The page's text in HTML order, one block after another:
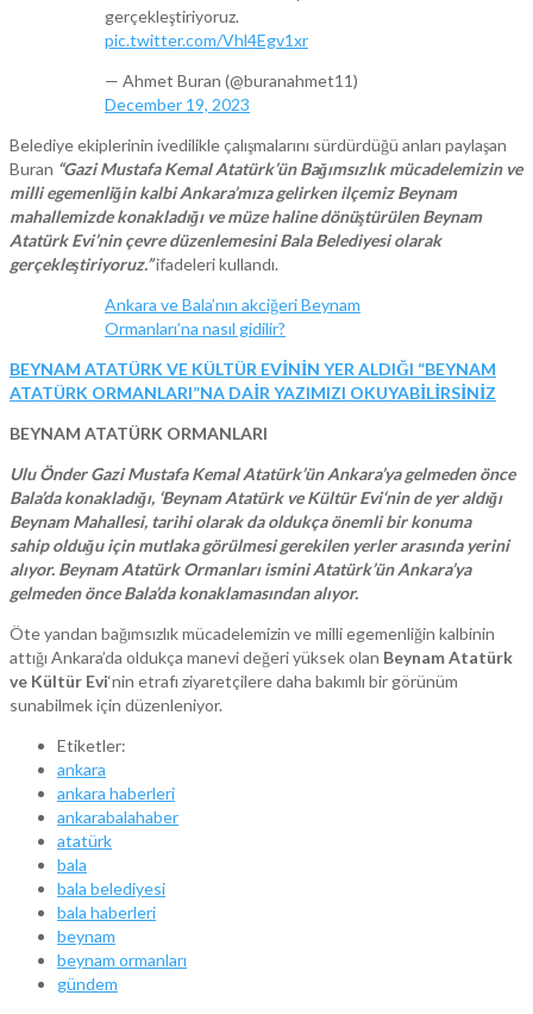
gerçekleştiriyoruz.
pic.twitter.com/Vhl4Egv1xr
— Ahmet Buran (@buranahmet11)
December 19, 2023
Belediye ekiplerinin ivedilikle çalışmalarını sürdürdüğü anları paylaşan
Buran “Gazi Mustafa Kemal Atatürk’ün Bağımsızlık mücadelemizin ve
milli egemenliğin kalbi Ankara’mıza gelirken ilçemiz Beynam
mahallemizde konakladığı ve müze haline dönüştürülen Beynam
Atatürk Evi’nin çevre düzenlemesini Bala Belediyesi olarak
gerçekleştiriyoruz.”ifadeleri kullandı.
Ankara ve Bala’nın akciğeri Beynam
Ormanları’na nasıl gidilir?
BEYNAM ATATÜRK VE KÜLTÜR EVİNİN YER ALDIĞI “BEYNAM
ATATÜRK ORMANLARI”NA DAİR YAZIMIZI OKUYABİLİRSİNİZ
BEYNAM ATATÜRK ORMANLARI
Ulu Önder Gazi Mustafa Kemal Atatürk’ün Ankara’ya gelmeden önce
Bala’da konakladığı, ‘Beynam Atatürk ve Kültür Evi‘nin de yer aldığı
Beynam Mahallesi, tarihi olarak da oldukça önemli bir konuma
sahip olduğu için mutlaka görülmesi gerekilen yerler arasında yerini
alıyor. Beynam Atatürk Ormanları ismini Atatürk’ün Ankara’ya
gelmeden önce Bala’da konaklamasından alıyor.
Öte yandan bağımsızlık mücadelemizin ve milli egemenliğin kalbinin
attığı Ankara’da oldukça manevi değeri yüksek olan Beynam Atatürk
ve Kültür Evi‘nin etrafı ziyaretçilere daha bakımlı bir görünüm
sunabilmek için düzenleniyor.
Etiketler:
ankara
ankara haberleri
ankarabalahaber
atatürk
bala
bala belediyesi
bala haberleri
beynam
beynam ormanları
gündem